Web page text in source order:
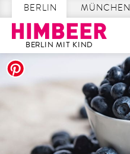
Skip
to
BERLIN MÜNCHEN
BERLIN MIT KIND